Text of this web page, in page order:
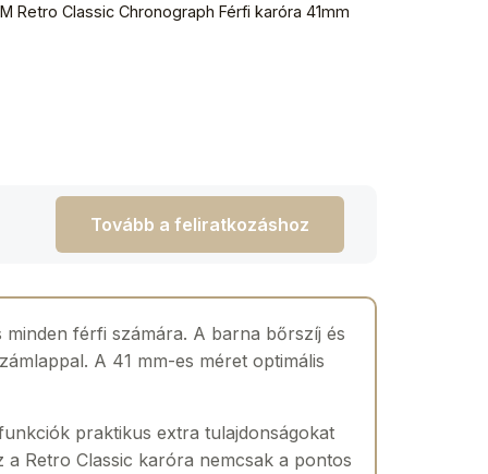
Retro Classic Chronograph Férfi karóra 41mm
Tovább a feliratkozáshoz
férfi számára. A barna bőrszíj és
A 41 mm-es méret optimális
praktikus extra tulajdonságokat
Retro Classic karóra nemcsak a pontos